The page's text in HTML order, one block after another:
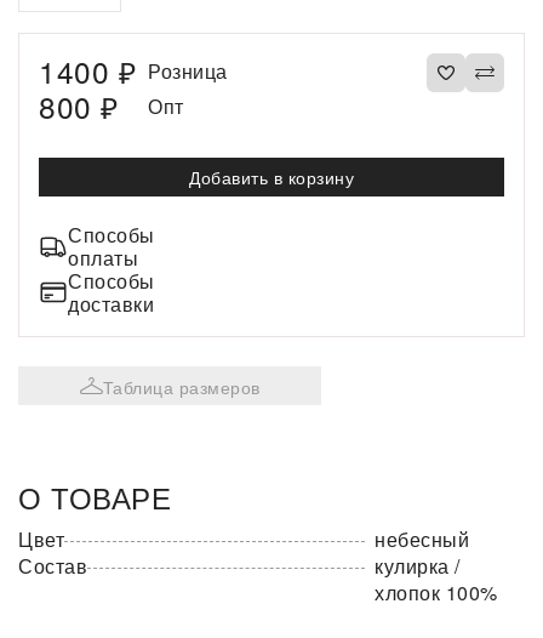
1400 ₽ Розница
800 ₽ Опт
Добавить в корзину
Способы
оплаты
Способы
доставки
Таблица размеров
О ТОВАРЕ
Цвет
небесный
Состав
кулирка /
хлопок 100%